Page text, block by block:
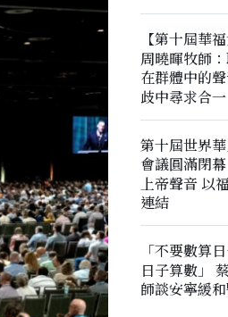
【第十屆華福
周曉暉牧師
在群體中的
歧中尋求合一
第十屆世界
會議圓滿閉
上帝聲音 以
連結
「不要數算
日子算數」
師談安寧緩